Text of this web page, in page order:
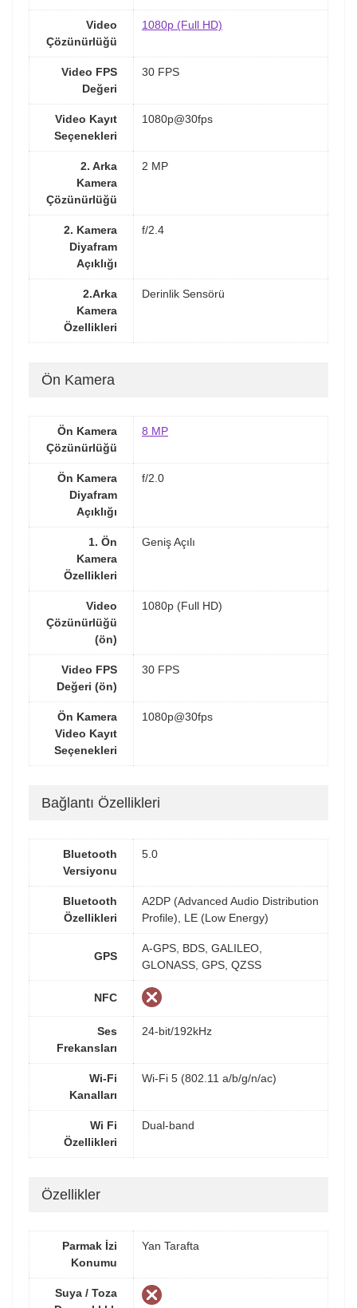
Video
Çözünürlüğü
1080p (Full HD)
Video FPS
Değeri
30 FPS
Video Kayıt
Seçenekleri
1080p@30fps
2. Arka
Kamera
Çözünürlüğü
2 MP
2. Kamera
Diyafram
Açıklığı
f/2.4
2.Arka
Kamera
Özellikleri
Derinlik Sensörü
Ön Kamera
Ön Kamera
Çözünürlüğü
8 MP
Ön Kamera
Diyafram
Açıklığı
f/2.0
1. Ön
Kamera
Özellikleri
Geniş Açılı
Video
Çözünürlüğü
(ön)
1080p (Full HD)
Video FPS
Değeri (ön)
30 FPS
Ön Kamera
Video Kayıt
Seçenekleri
1080p@30fps
Bağlantı Özellikleri
Bluetooth
Versiyonu
5.0
Bluetooth
Özellikleri
A2DP (Advanced Audio Distribution
Profile), LE (Low Energy)
GPS
A-GPS, BDS, GALILEO,
GLONASS, GPS, QZSS
NFC
Ses
Frekansları
24-bit/192kHz
Wi-Fi
Kanalları
Wi-Fi 5 (802.11 a/b/g/n/ac)
Wi Fi
Özellikleri
Dual-band
Özellikler
Parmak İzi
Konumu
Yan Tarafta
Suya / Toza